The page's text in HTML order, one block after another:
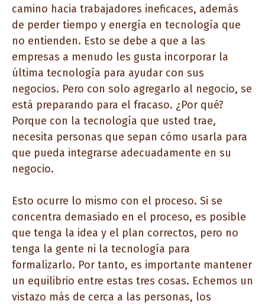
camino hacia trabajadores ineficaces, además
de perder tiempo y energía en tecnología que
no entienden. Esto se debe a que a las
empresas a menudo les gusta incorporar la
última tecnología para ayudar con sus
negocios. Pero con solo agregarlo al negocio, se
está preparando para el fracaso. ¿Por qué?
Porque con la tecnología que usted trae,
necesita personas que sepan cómo usarla para
que pueda integrarse adecuadamente en su
negocio.
Esto ocurre lo mismo con el proceso. Si se
concentra demasiado en el proceso, es posible
que tenga la idea y el plan correctos, pero no
tenga la gente ni la tecnología para
formalizarlo. Por tanto, es importante mantener
un equilibrio entre estas tres cosas. Echemos un
vistazo más de cerca a las personas, los